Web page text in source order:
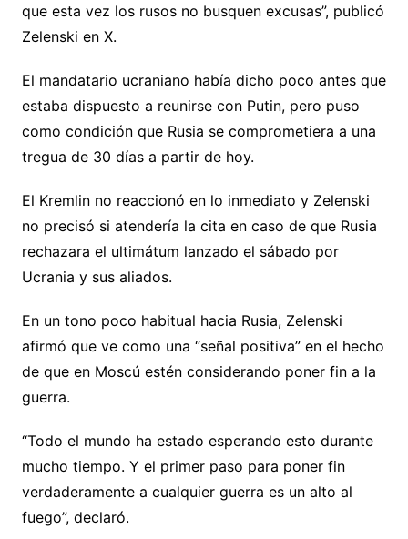
que esta vez los rusos no busquen excusas”, publicó
Zelenski en X.
El mandatario ucraniano había dicho poco antes que
estaba dispuesto a reunirse con Putin, pero puso
como condición que Rusia se comprometiera a una
tregua de 30 días a partir de hoy.
El Kremlin no reaccionó en lo inmediato y Zelenski
no precisó si atendería la cita en caso de que Rusia
rechazara el ultimátum lanzado el sábado por
Ucrania y sus aliados.
En un tono poco habitual hacia Rusia, Zelenski
afirmó que ve como una “señal positiva” en el hecho
de que en Moscú estén considerando poner fin a la
guerra.
“Todo el mundo ha estado esperando esto durante
mucho tiempo. Y el primer paso para poner fin
verdaderamente a cualquier guerra es un alto al
fuego”, declaró.